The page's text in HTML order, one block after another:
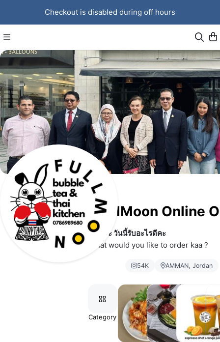
Checkout is disabled during off hours
FullMoon Online
สวัสดีค่ะ วันนี้รับอะไรดีคะ
54K AMMAN, Jordan
Category
Thai
Food
อาหาร
ไทย
Korean
Food
อาหาร
เกาหลี
Beverages
เมนูเครื่อง
ดื่ม
tea
ไ